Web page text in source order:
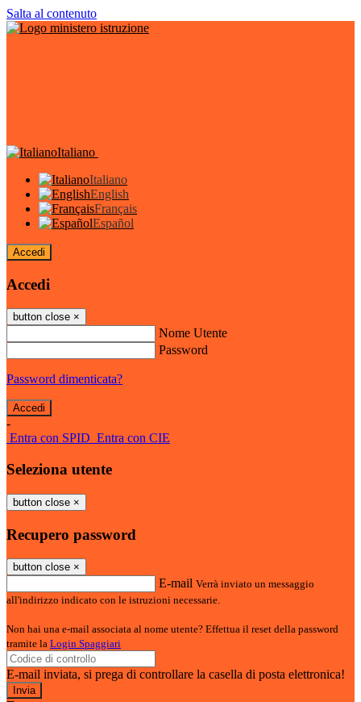
Salta al contenuto
Italiano
Italiano
English
Français
Español
Accedi
Accedi
button close ×
Nome Utente
Password
Password dimenticata?
-
Entra con SPID Entra con CIE
Seleziona utente
button close ×
Recupero password
button close ×
E-mail Verrà inviato un messaggio
all'indirizzo indicato con le istruzioni necessarie.
Non hai una e-mail associata al nome utente? Effettua il reset della password
tramite la Login Spaggiari
E-mail inviata, si prega di controllare la casella di posta elettronica!